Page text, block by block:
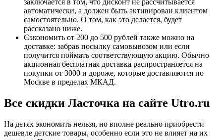
заключается в том, что дисконт не рассчитывается
автоматически, а должен быть активирован клиентом
самостоятельно. О том, как это делается, будет
рассказано ниже.
Сэкономить от 200 до 500 рублей также можно на
доставке: забрав посылку самовывозом или если
получится поймать соответствующую акцию. Обычно
акционная бесплатная доставка распространяется на
покупки от 3000 и дороже, которые доставляются по
Москве в пределах МКАД.
Все скидки Ласточка на сайте Utro.ru
На детях экономить нельзя, но вполне реально приобрести
дешевле детские товары, особенно если это не влияет на их